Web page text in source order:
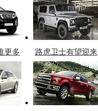
更多
路虎卫士有望迎来
复产